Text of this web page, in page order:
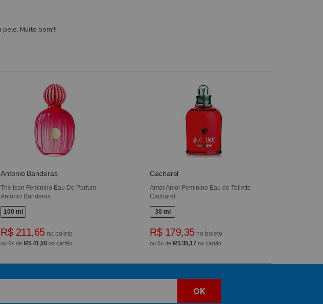
Muito bom!!!
Antonio Banderas
The Icon Feminino Eau De Parfum -
Antonio Banderas
100 ml
R$ 211,65no boleto
ou 6x de R$ 41,50 no cartão
Cacharel
Amor Amor Feminino Eau de Toilette -
Cacharel
30 ml
R$ 179,35no boleto
ou 6x de R$ 35,17 no cartão
OK